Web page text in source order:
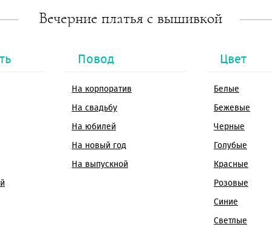
Вечерние платья с вышивкой
Повод
На корпоратив
На свадьбу
На юбилей
На новый год
На выпускной
Цвет
Белые
Бежевые
Черные
Голубые
Красные
Розовые
Синие
Светлые
OK
Выбрать салон
* - Обязательное для заполнения поле
Нажимая кнопку "Отправить" вы соглашаетесь
условиями оферты Отправить
Отправка...
Задать вопрос
* - Обязательное для заполнения поле
Защита от автоматического
Отправить